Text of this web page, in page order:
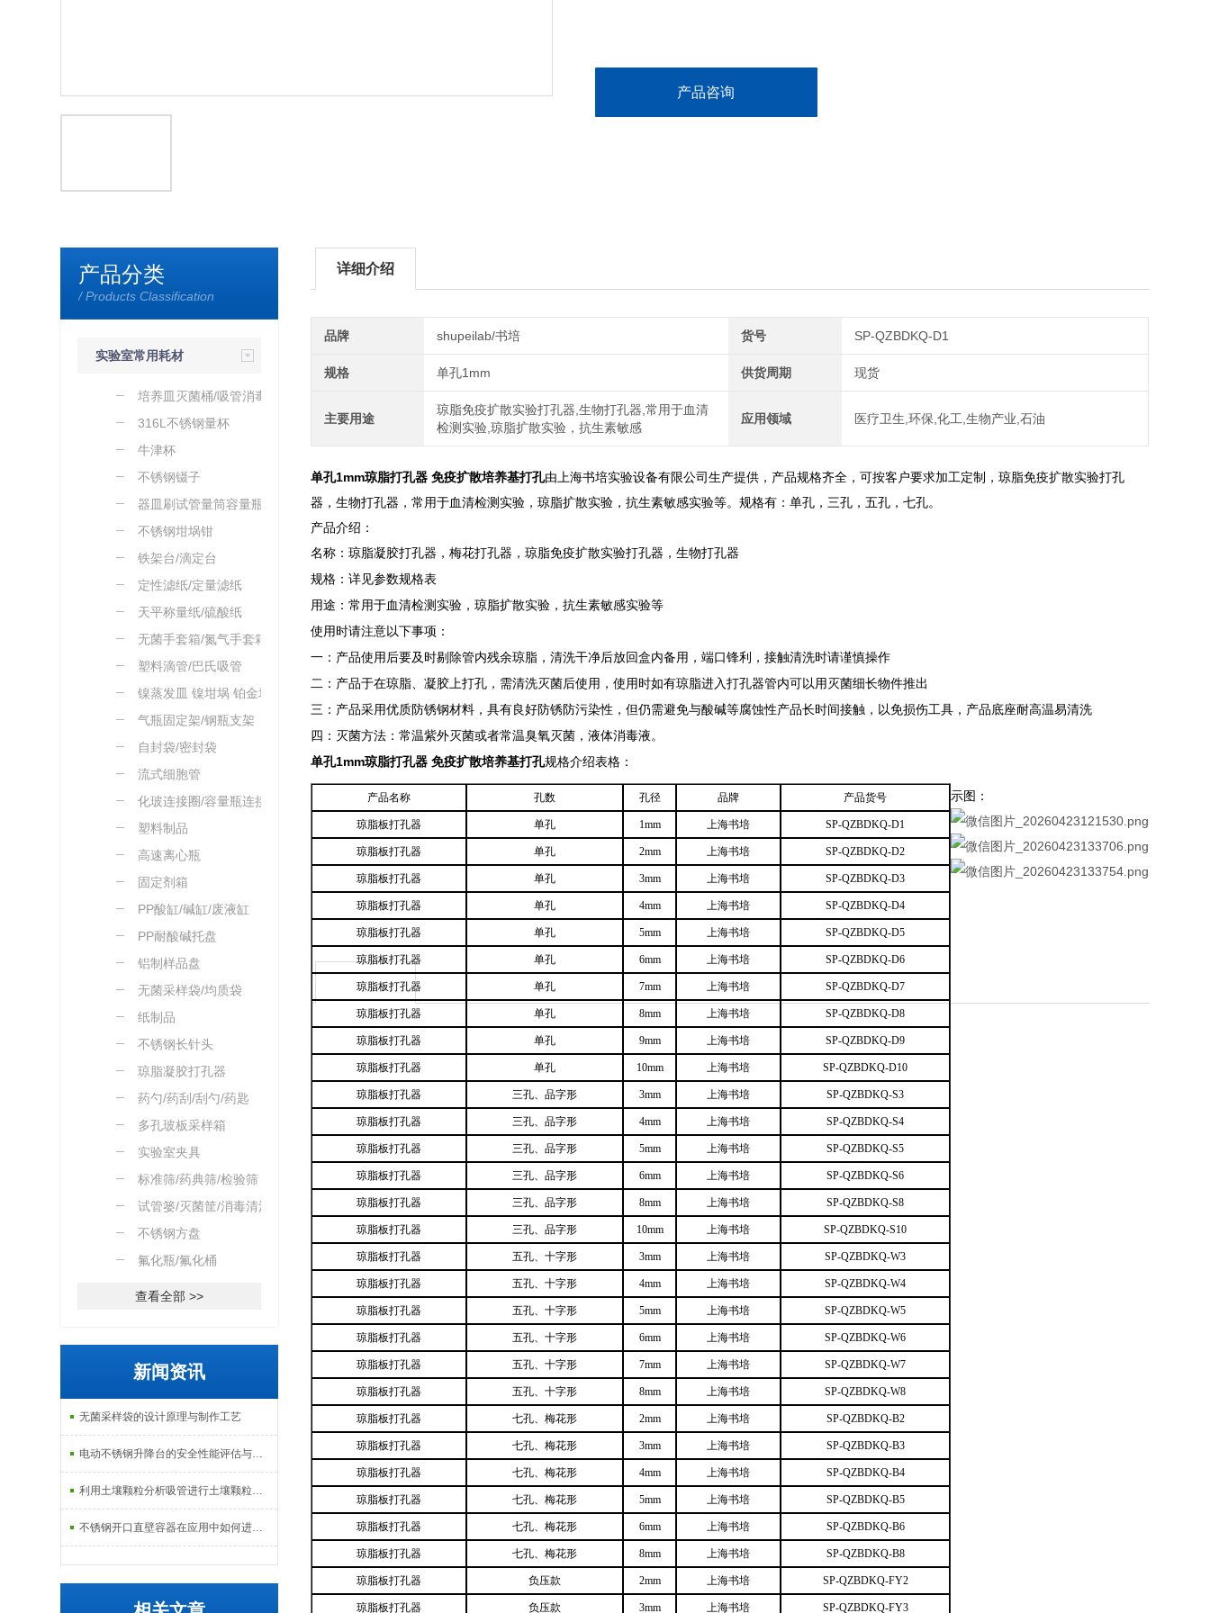
产品咨询
产品分类
/ Products Classification
实验室常用耗材
培养皿灭菌桶/吸管消毒桶
316L不锈钢量杯
牛津杯
不锈钢镊子
器皿刷试管量筒容量瓶刷
不锈钢坩埚钳
铁架台/滴定台
定性滤纸/定量滤纸
天平称量纸/硫酸纸
无菌手套箱/氮气手套箱
塑料滴管/巴氏吸管
镍蒸发皿 镍坩埚 铂金坩
埚
气瓶固定架/钢瓶支架
自封袋/密封袋
流式细胞管
化玻连接圈/容量瓶连接绳
塑料制品
高速离心瓶
固定剂箱
PP酸缸/碱缸/废液缸
PP耐酸碱托盘
铝制样品盘
无菌采样袋/均质袋
纸制品
不锈钢长针头
琼脂凝胶打孔器
药勺/药刮/刮勺/药匙
多孔玻板采样箱
实验室夹具
标准筛/药典筛/检验筛
试管篓/灭菌筐/消毒清洗
篮
不锈钢方盘
氟化瓶/氟化桶
查看全部 >>
新闻资讯
无菌采样袋的设计原理与制作工艺
电动不锈钢升降台的安全性能评估与控制
利用土壤颗粒分析吸管进行土壤颗粒定量分析的研究
不锈钢开口直壁容器在应用中如何进行维护和保养？
详细介绍
品牌 shupeilab/书培 货号 SP-QZBDKQ-D1
规格 单孔1mm 供货周期 现货
主要用途
琼脂免疫扩散实验打孔器,生物打孔器,常用于血清
检测实验,琼脂扩散实验，抗生素敏感
应用领域 医疗卫生,环保,化工,生物产业,石油
单孔1mm琼脂打孔器 免疫扩散培养基打孔由上海书培实验设备有限公司生产提供，产品规格齐全，可按客户要求加工定制，琼脂免疫扩散实验打孔
器，生物打孔器，常用于血清检测实验，琼脂扩散实验，抗生素敏感实验等。规格有：单孔，三孔，五孔，七孔。
产品介绍：
名称：琼脂凝胶打孔器，梅花打孔器，琼脂免疫扩散实验打孔器，生物打孔器
规格：详见参数规格表
用途：常用于血清检测实验，琼脂扩散实验，抗生素敏感实验等
使用时请注意以下事项：
一：产品使用后要及时剔除管内残余琼脂，清洗干净后放回盒内备用，端口锋利，接触清洗时请谨慎操作
二：产品于在琼脂、凝胶上打孔，需清洗灭菌后使用，使用时如有琼脂进入打孔器管内可以用灭菌细长物件推出
三：产品采用优质防锈钢材料，具有良好防锈防污染性，但仍需避免与酸碱等腐蚀性产品长时间接触，以免损伤工具，产品底座耐高温易清洗
四：灭菌方法：常温紫外灭菌或者常温臭氧灭菌，液体消毒液。
单孔1mm琼脂打孔器 免疫扩散培养基打孔规格介绍表格：
产品名称 孔数 孔径 品牌 产品货号
琼脂板打孔器 单孔 1mm 上海书培 SP-QZBDKQ-D1
琼脂板打孔器 单孔 2mm 上海书培 SP-QZBDKQ-D2
琼脂板打孔器 单孔 3mm 上海书培 SP-QZBDKQ-D3
琼脂板打孔器 单孔 4mm 上海书培 SP-QZBDKQ-D4
琼脂板打孔器 单孔 5mm 上海书培 SP-QZBDKQ-D5
琼脂板打孔器 单孔 6mm 上海书培 SP-QZBDKQ-D6
琼脂板打孔器 单孔 7mm 上海书培 SP-QZBDKQ-D7
琼脂板打孔器 单孔 8mm 上海书培 SP-QZBDKQ-D8
琼脂板打孔器 单孔 9mm 上海书培 SP-QZBDKQ-D9
琼脂板打孔器 单孔 10mm 上海书培 SP-QZBDKQ-D10
琼脂板打孔器 三孔、品字形 3mm 上海书培 SP-QZBDKQ-S3
琼脂板打孔器 三孔、品字形 4mm 上海书培 SP-QZBDKQ-S4
琼脂板打孔器 三孔、品字形 5mm 上海书培 SP-QZBDKQ-S5
琼脂板打孔器 三孔、品字形 6mm 上海书培 SP-QZBDKQ-S6
琼脂板打孔器 三孔、品字形 8mm 上海书培 SP-QZBDKQ-S8
琼脂板打孔器 三孔、品字形 10mm 上海书培 SP-QZBDKQ-S10
琼脂板打孔器 五孔、十字形 3mm 上海书培 SP-QZBDKQ-W3
琼脂板打孔器 五孔、十字形 4mm 上海书培 SP-QZBDKQ-W4
琼脂板打孔器 五孔、十字形 5mm 上海书培 SP-QZBDKQ-W5
琼脂板打孔器 五孔、十字形 6mm 上海书培 SP-QZBDKQ-W6
琼脂板打孔器 五孔、十字形 7mm 上海书培 SP-QZBDKQ-W7
琼脂板打孔器 五孔、十字形 8mm 上海书培 SP-QZBDKQ-W8
琼脂板打孔器 七孔、梅花形 2mm 上海书培 SP-QZBDKQ-B2
琼脂板打孔器 七孔、梅花形 3mm 上海书培 SP-QZBDKQ-B3
琼脂板打孔器 七孔、梅花形 4mm 上海书培 SP-QZBDKQ-B4
琼脂板打孔器 七孔、梅花形 5mm 上海书培 SP-QZBDKQ-B5
琼脂板打孔器 七孔、梅花形 6mm 上海书培 SP-QZBDKQ-B6
琼脂板打孔器 七孔、梅花形 8mm 上海书培 SP-QZBDKQ-B8
琼脂板打孔器 负压款 2mm 上海书培 SP-QZBDKQ-FY2
琼脂板打孔器 负压款 3mm 上海书培 SP-QZBDKQ-FY3
示图：